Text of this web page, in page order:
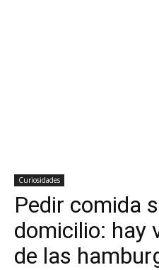
Curiosidades
Pedir comida
domicilio: hay
de las